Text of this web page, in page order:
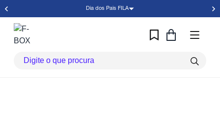
Dia dos Pais FILA